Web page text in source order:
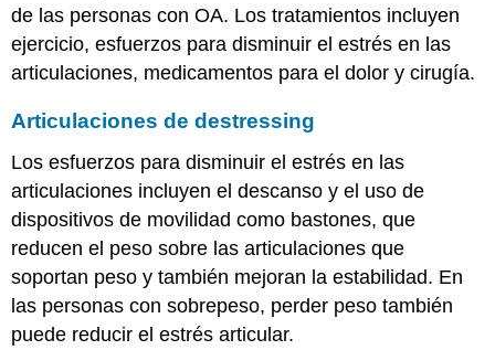
de las personas con OA. Los tratamientos incluyen
ejercicio, esfuerzos para disminuir el estrés en las
articulaciones, medicamentos para el dolor y cirugía.
Articulaciones de destressing
Los esfuerzos para disminuir el estrés en las
articulaciones incluyen el descanso y el uso de
dispositivos de movilidad como bastones, que
reducen el peso sobre las articulaciones que
soportan peso y también mejoran la estabilidad. En
las personas con sobrepeso, perder peso también
puede reducir el estrés articular.